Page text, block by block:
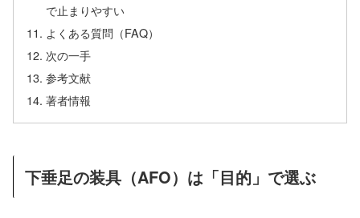
で止まりやすい
よくある質問（FAQ）
次の一手
参考文献
著者情報
下垂足の装具（AFO）は「目的」で選ぶ